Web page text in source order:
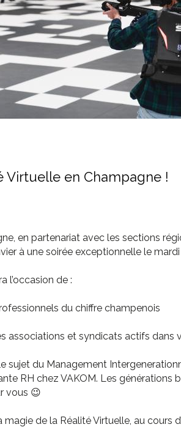
Virtuelle en Champagne !
en partenariat avec les sections
à une soirée exceptionnelle le
l’occasion de :
du chiffre champenois
associations et syndicats actifs dans
sujet du Management
RH chez VAKOM. Les générations
vous 😉
magie de la Réalité Virtuelle, au cours